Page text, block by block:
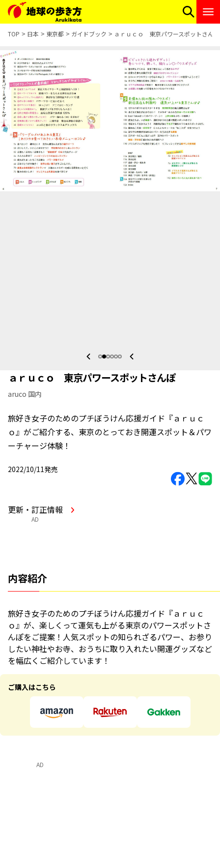
TOP 日本 東京都 ガイドブック ａｒｕｃｏ 東京パワースポットさんぽ
ａｒｕｃｏ 東京パワースポットさんぽ
aruco 国内
旅好き女子のためのプチぼうけん応援ガイド『ａｒｕｃ
ｏ』がご紹介する、東京のとっておき開運スポット＆パワ
ーチャージ体験！
2022/10/11発売
更新・訂正情報
AD
内容紹介
旅好き女子のためのプチぼうけん応援ガイド『ａｒｕｃ
ｏ』が、楽しくって運気も上がる東京のパワースポットさ
んぽをご提案！人気スポットの知られざるパワー、お参り
したい神社やお寺、おうちに取り入れたい開運グッズなど
を幅広くご紹介しています！
ご購入はこちら
AD